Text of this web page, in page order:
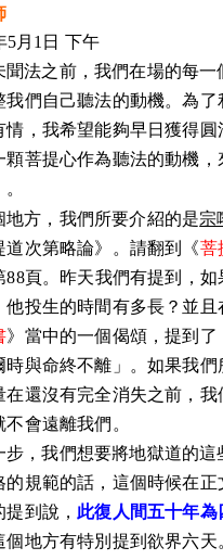
5月 1 日 下午
法之前，我們在場的每一
我們自己聽法的動機。為了
情，我希望能夠早日獲得圓
顆菩提心作為聽法的動機，
地方，我們所要介紹的是宗
道次第略論》。請翻到《菩
88頁。昨天我們有提到，如
他投生的時間有多長？並且
》當中的一個偈頌，提到了
時與命終不離」。如果我們
在還沒有完全消失之前，我
會遠離我們。
步，我們想要將地獄道的這
的規範的話，這個時候在正
到說， 此復人間五十年為
個地方有特別提到欲界六天